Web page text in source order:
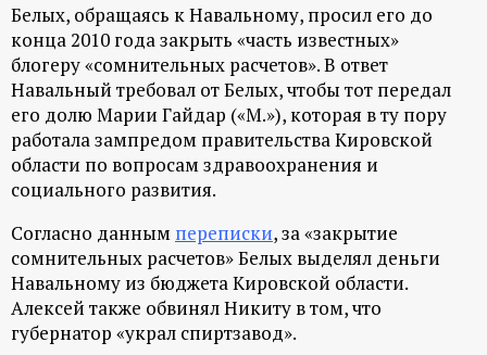
Белых, обращаясь к Навальному, просил его до
конца 2010 года закрыть «часть известных»
блогеру «сомнительных расчетов». В ответ
Навальный требовал от Белых, чтобы тот передал
его долю Марии Гайдар («М.»), которая в ту пору
работала зампредом правительства Кировской
области по вопросам здравоохранения и
социального развития.
Согласно данным переписки, за «закрытие
сомнительных расчетов» Белых выделял деньги
Навальному из бюджета Кировской области.
Алексей также обвинял Никиту в том, что
губернатор «украл спиртзавод».